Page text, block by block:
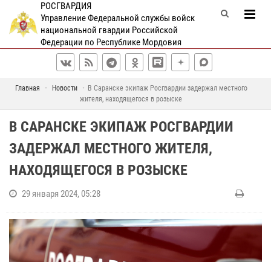
РОСГВАРДИЯ
Управление Федеральной службы войск
национальной гвардии Российской
Федерации по Республике Мордовия
Главная Новости
В Саранске экипаж Росгвардии задержал местного
жителя, находящегося в розыске
В САРАНСКЕ ЭКИПАЖ РОСГВАРДИИ
ЗАДЕРЖАЛ МЕСТНОГО ЖИТЕЛЯ,
НАХОДЯЩЕГОСЯ В РОЗЫСКЕ
29 января 2024, 05:28